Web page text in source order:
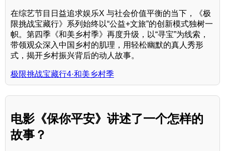
在综艺节目日益追求娱乐X 与社会价值平衡的当下，《极
限挑战宝藏行》系列始终以“公益+文旅”的创新模式独树一
帜。第四季《和美乡村季》再度升级，以“寻宝”为线索，
带领观众深入中国乡村的肌理，用轻松幽默的真人秀形
式，揭开乡村振兴背后的动人故事。
极限挑战宝藏行4·和美乡村季
电影《保你平安》讲述了一个怎样的
故事？